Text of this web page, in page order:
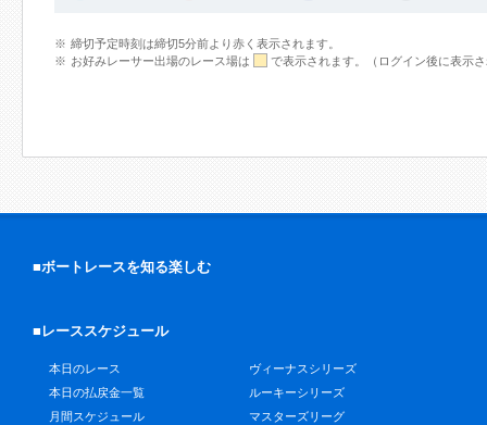
締切予定時刻は締切5分前より赤く表示されます。
お好みレーサー出場のレース場は
で表示されます。（ログイン後に表示
■ボートレースを知る楽しむ
■レーススケジュール
本日のレース
本日の払戻金一覧
月間スケジュール
ヴィーナスシリーズ
ルーキーシリーズ
マスターズリーグ